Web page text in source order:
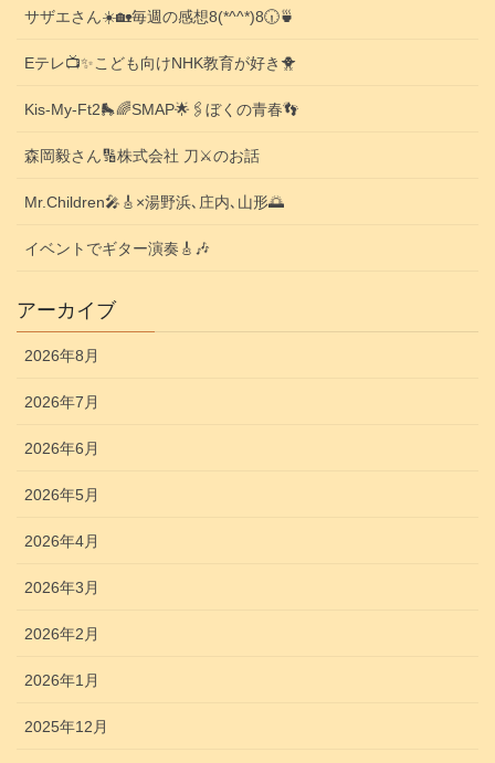
サザエさん☀️🏡毎週の感想8(*^^*)8🕡️🍵
Eテレ📺️✨こども向けNHK教育が好き🐥
Kis-My-Ft2🛼🌈SMAP🌟🖇️ぼくの青春👣
森岡毅さん🔢株式会社 刀⚔️のお話
Mr.Children🎤🎸×湯野浜､庄内､山形🌅
イベントでギター演奏🎸🎶
アーカイブ
2026年8月
2026年7月
2026年6月
2026年5月
2026年4月
2026年3月
2026年2月
2026年1月
2025年12月